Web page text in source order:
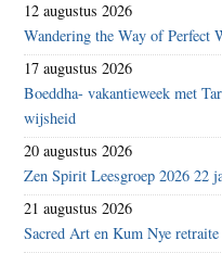
12 augustus 2026
Wandering the Way of Perfect
17 augustus 2026
Boeddha- vakantieweek met
wijsheid
20 augustus 2026
Zen Spirit Leesgroep 2026 22
21 augustus 2026
Sacred Art en Kum Nye retraite